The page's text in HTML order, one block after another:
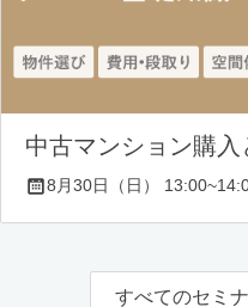
中古マンション購
8月30日（日）
すべてのセミ